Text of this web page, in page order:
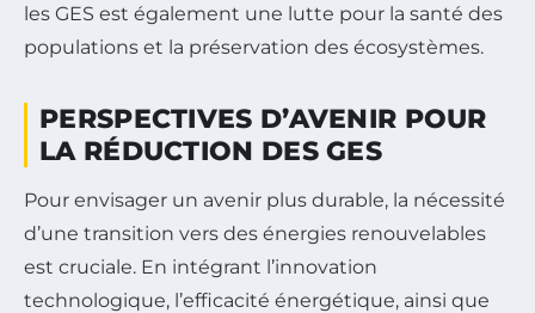
les GES est également une lutte pour la santé des
populations et la préservation des écosystèmes.
PERSPECTIVES D’AVENIR POUR
LA RÉDUCTION DES GES
Pour envisager un avenir plus durable, la nécessité
d’une transition vers des énergies renouvelables
est cruciale. En intégrant l’innovation
technologique, l’efficacité énergétique, ainsi que